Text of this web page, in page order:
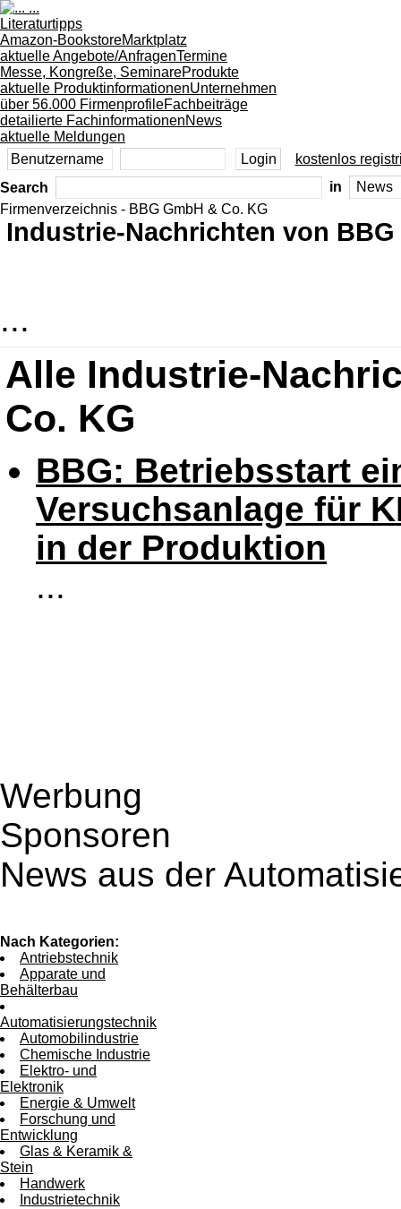
Literaturtipps
Amazon-BookstoreMarktplatz
aktuelle Angebote/AnfragenTermine
Messe, Kongreße, SeminareProdukte
aktuelle ProduktinformationenUnternehmen
über 56.000 FirmenprofileFachbeiträge
detailierte FachinformationenNews
aktuelle Meldungen
kostenlos
Search
in
Firmenverzeichnis - BBG GmbH & Co. KG
Industrie-Nachrichten von BBG
...
Alle Industrie-
Co. KG
BBG: Betriebsstart
Versuchsanlage für
in der Produktion
...
Werbung
Sponsoren
News aus der
Nach Kategorien:
Antriebstechnik
Apparate und
Behälterbau
Automatisierungstechnik
Automobilindustrie
Chemische Industrie
Elektro- und
Elektronik
Energie & Umwelt
Forschung und
Entwicklung
Glas & Keramik &
Stein
Handwerk
Industrietechnik